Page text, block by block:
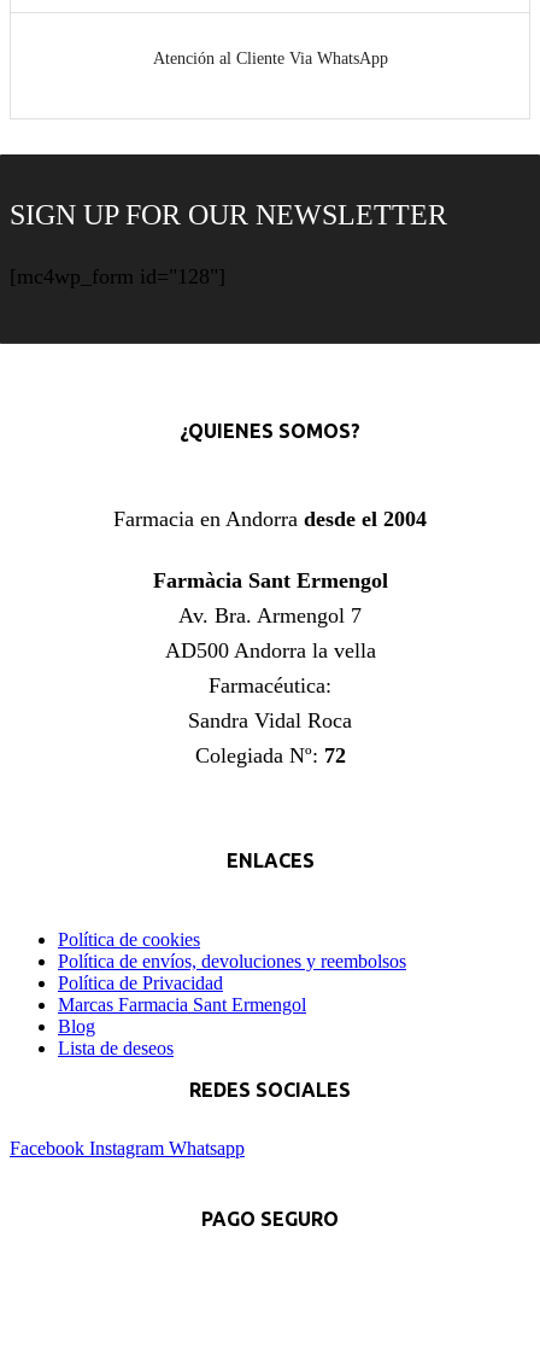
Atención al Cliente Via WhatsApp
SIGN UP FOR OUR NEWSLETTER
[mc4wp_form id="128"]
¿QUIENES SOMOS?
Farmacia en Andorra desde el 2004
Farmàcia Sant Ermengol
Av. Bra. Armengol 7
AD500 Andorra la vella
Farmacéutica:
Sandra Vidal Roca
Colegiada Nº: 72
ENLACES
Política de cookies
Política de envíos, devoluciones y reembolsos
Política de Privacidad
Marcas Farmacia Sant Ermengol
Blog
Lista de deseos
REDES SOCIALES
Facebook Instagram Whatsapp
PAGO SEGURO